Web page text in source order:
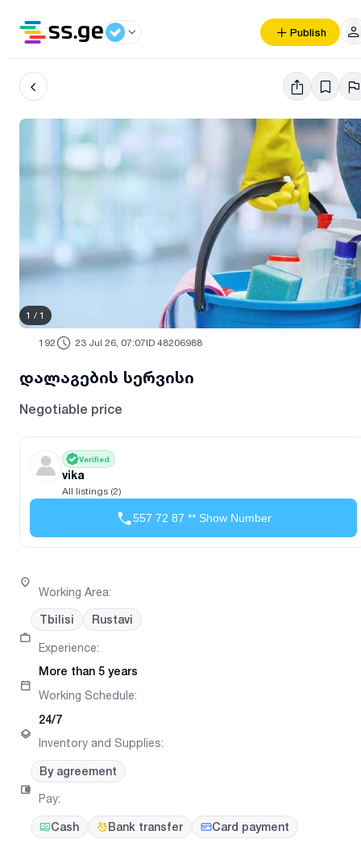
Publish
1 / 1
192 23 Jul 26, 07:07ID 48206988
დალაგების სერვისი
Negotiable price
Verified
vika
All listings (2)
557 72 87 ** Show Number
Working Area:
Tbilisi Rustavi
Experience:
More than 5 years
Working Schedule:
24/7
Inventory and Supplies:
By agreement
Pay:
Cash Bank transfer Card payment